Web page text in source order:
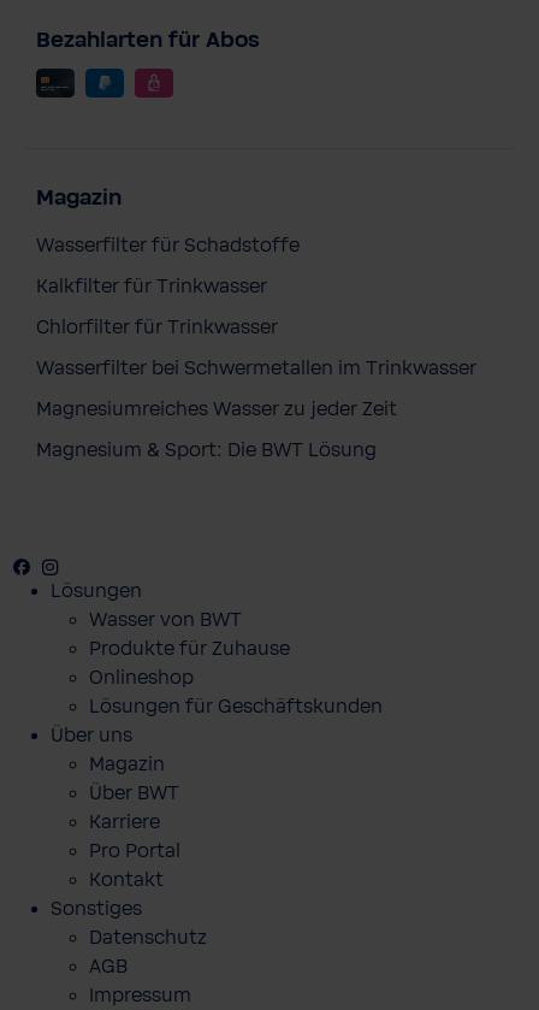
Bezahlarten für Abos
Magazin
Wasserfilter für Schadstoffe
Kalkfilter für Trinkwasser
Chlorfilter für Trinkwasser
Wasserfilter bei Schwermetallen im Trinkwasser
Magnesiumreiches Wasser zu jeder Zeit
Magnesium & Sport: Die BWT Lösung
Facebook
Youtube
Lösungen
Wasser von BWT
Produkte für Zuhause
Onlineshop
Lösungen für Geschäftskunden
Über uns
Magazin
Über BWT
Karriere
Pro Portal
Kontakt
Sonstiges
Datenschutz
AGB
Impressum